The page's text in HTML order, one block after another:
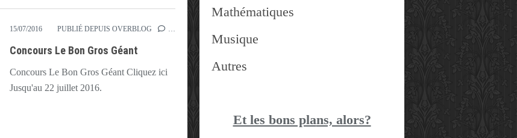
LE BON GROS GÉANT,PLACES,SPIELBERG
15/07/2016 PUBLIÉ DEPUIS OVERBLOG
Concours Le Bon Gros Géant
Concours Le Bon Gros Géant Cliquez ici
Jusqu'au 22 juillet 2016.
Mathématiques
Musique
Autres
Et les bons plans, alors?